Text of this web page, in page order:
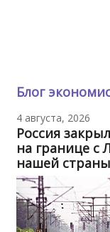
Блог
4 августа, 2026
Россия
на границе с
нашей